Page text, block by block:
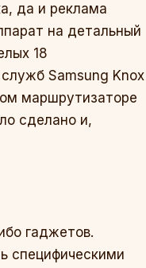
да и реклама
на детальный
18
Samsung Knox
маршрутизаторе
сделано и,
гаджетов.
специфическими